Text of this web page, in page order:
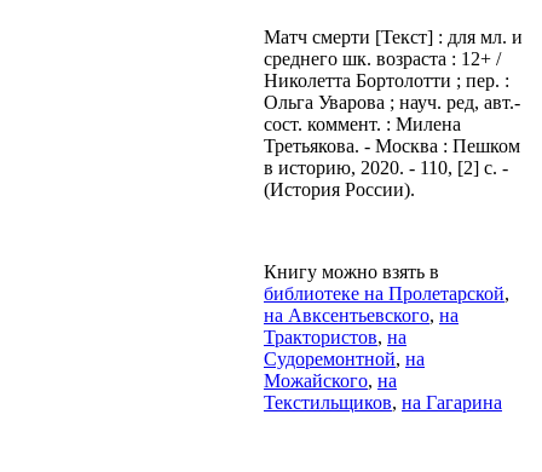
Матч смерти [Текст] : для мл. и
среднего шк. возраста : 12+ /
Николетта Бортолотти ; пер. :
Ольга Уварова ; науч. ред, авт.-
сост. коммент. : Милена
Третьякова. - Москва : Пешком
в историю, 2020. - 110, [2] с. -
(История России).
Книгу можно взять в
библиотеке на Пролетарской,
на Авксентьевского, на
Трактористов, на
Судоремонтной, на
Можайского, на
Текстильщиков, на Гагарина